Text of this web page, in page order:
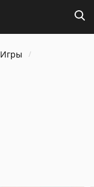
Игры